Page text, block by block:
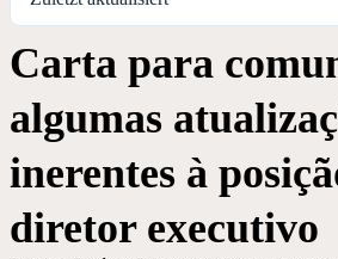
Carta para
algumas
inerentes à
diretor executivo